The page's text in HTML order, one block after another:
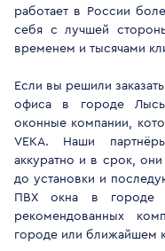
работает в России
себя с лучшей
временем и тысячами
Если вы решили
офиса в городе
оконные компании,
VEKA. Наши
аккуратно и в срок,
до установки и
ПВХ окна в городе
рекомендованных
городе или ближайшем